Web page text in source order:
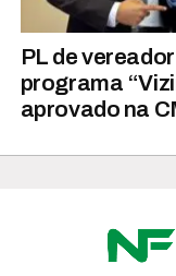
PL de
programa
aprovado na